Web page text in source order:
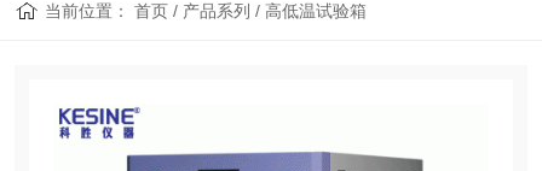
当前位置：首页 / 产品系列 /高低温试验箱